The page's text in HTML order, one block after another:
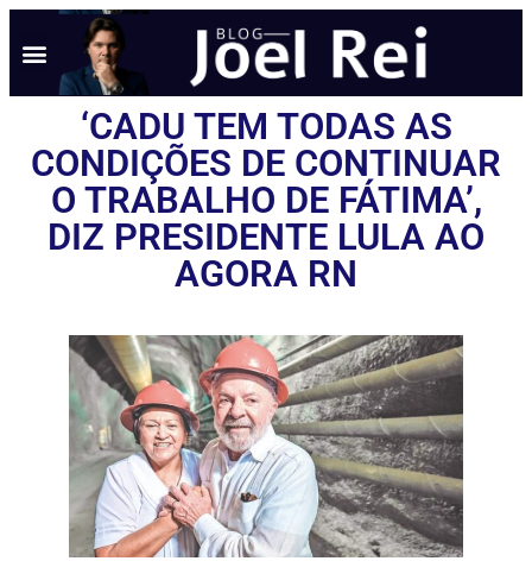
‘CADU TEM TODAS AS
CONDIÇÕES DE CONTINUAR
O TRABALHO DE FÁTIMA’,
DIZ PRESIDENTE LULA AO
AGORA RN